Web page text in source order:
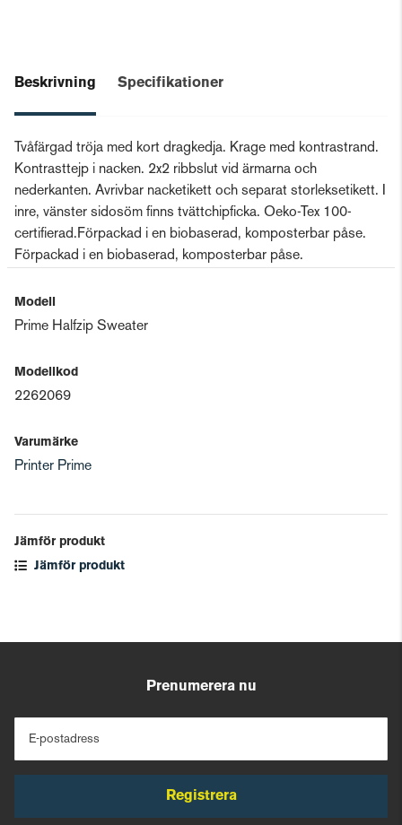
Beskrivning Specifikationer
Tvåfärgad tröja med kort dragkedja. Krage med kontrastrand.
Kontrasttejp i nacken. 2x2 ribbslut vid ärmarna och
nederkanten. Avrivbar nacketikett och separat storleksetikett. I
inre, vänster sidosöm finns tvättchipficka. Oeko-Tex 100-
certifierad.Förpackad i en biobaserad, komposterbar påse.
Förpackad i en biobaserad, komposterbar påse.
Modell
Prime Halfzip Sweater
Modellkod
2262069
Varumärke
Printer Prime
Jämför produkt
Jämför produkt
Prenumerera nu
E-postadress
Registrera